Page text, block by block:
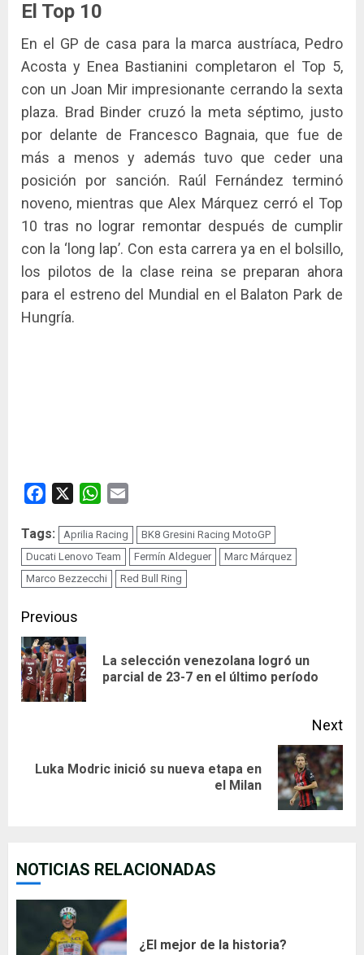
El Top 10
En el GP de casa para la marca austríaca, Pedro
Acosta y Enea Bastianini completaron el Top 5,
con un Joan Mir impresionante cerrando la sexta
plaza. Brad Binder cruzó la meta séptimo, justo
por delante de Francesco Bagnaia, que fue de
más a menos y además tuvo que ceder una
posición por sanción. Raúl Fernández terminó
noveno, mientras que Alex Márquez cerró el Top
10 tras no lograr remontar después de cumplir
con la ‘long lap’. Con esta carrera ya en el bolsillo,
los pilotos de la clase reina se preparan ahora
para el estreno del Mundial en el Balaton Park de
Hungría.
Facebook WhatsApp
Tags: Aprilia Racing
BK8 Gresini Racing MotoGP
Ducati Lenovo Team
Fermín Aldeguer
Marc Márquez
Marco Bezzecchi
Red Bull Ring
Continue
Reading
Previous
La selección venezolana logró un
parcial de 23-7 en el último período
Next
Next
Luka Modric inició su nueva etapa en
el Milan
NOTICIAS RELACIONADAS
¿El mejor de la historia?